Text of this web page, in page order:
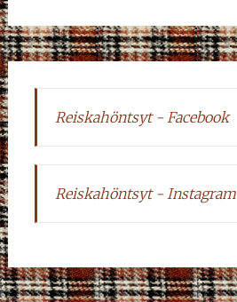
Reiskahöntsyt - Facebook
Reiskahöntsyt - Instagram